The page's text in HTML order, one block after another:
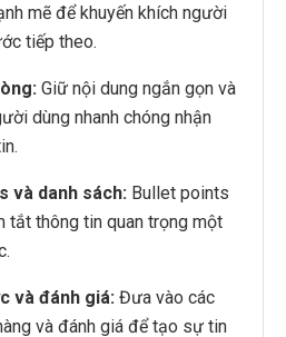
mẽ để khuyến khích người
tiếp theo.
Giữ nội dung ngắn gọn và
dùng nhanh chóng nhận
và danh sách: Bullet points
tắt thông tin quan trọng một
và đánh giá: Đưa vào các
và đánh giá để tạo sự tin